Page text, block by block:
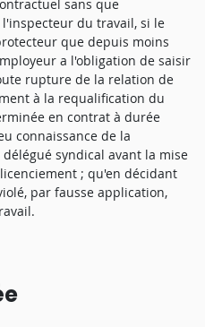
sans que
du travail, si le
que depuis moins
a l'obligation de saisir
rupture de la relation de
à la requalification du
en contrat à durée
connaissance de la
syndical avant la mise
; qu'en décidant
par fausse application,